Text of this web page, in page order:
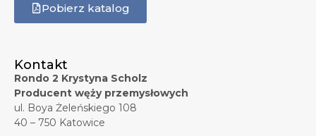
Pobierz katalog
Kontakt
Rondo 2 Krystyna Scholz
Producent węży przemysłowych
ul. Boya Żeleńskiego 108
40 – 750 Katowice